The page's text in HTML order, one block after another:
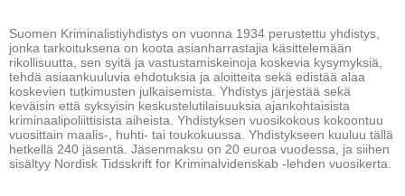
Suomen Kriminalistiyhdistys on vuonna 1934 perustettu yhdistys,
jonka tarkoituksena on koota asianharrastajia käsittelemään
rikollisuutta, sen syitä ja vastustamiskeinoja koskevia kysymyksiä,
tehdä asiaankuuluvia ehdotuksia ja aloitteita sekä edistää alaa
koskevien tutkimusten julkaisemista. Yhdistys järjestää sekä
keväisin että syksyisin keskustelutilaisuuksia ajankohtaisista
kriminaalipoliittisista aiheista. Yhdistyksen vuosikokous kokoontuu
vuosittain maalis-, huhti- tai toukokuussa. Yhdistykseen kuuluu tällä
hetkellä 240 jäsentä. Jäsenmaksu on 20 euroa vuodessa, ja siihen
sisältyy Nordisk Tidsskrift for Kriminalvidenskab -lehden vuosikerta.